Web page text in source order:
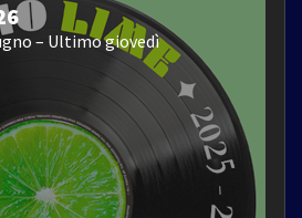
– Ultimo giovedì